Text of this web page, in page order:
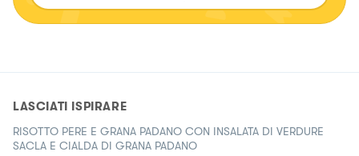
LASCIATI ISPIRARE
RISOTTO PERE E GRANA PADANO CON INSALATA DI VERDURE
SACLA E CIALDA DI GRANA PADANO